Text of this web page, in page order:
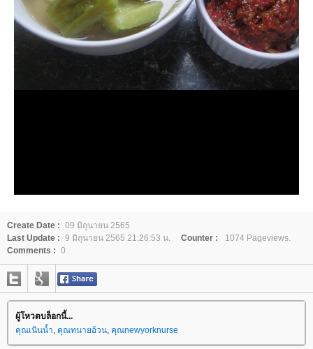
Create Date : 09 มิถุนายน 2565
Last Update : 9 มิถุนายน 2565 21:26:53 น. Counter :
1074 Pageviews.
Comments : 0
ผู้โหวตบล็อกนี้...
คุณเนินน้ำ, คุณทนายอ้วน, คุณnewyorknurse